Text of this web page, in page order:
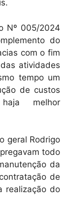
Nº 005/2024
do
com o fim
atividades
tempo um
de custos
melhor
geral Rodrigo
todo
da
de
realização do